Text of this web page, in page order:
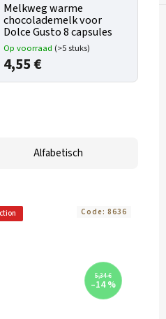
Melkweg warme
chocolademelk voor
Dolce Gusto 8 capsules
Op voorraad (>5 stuks)
4,55 €
Alfabetisch
5,34 €
–14 %
Code: 8636